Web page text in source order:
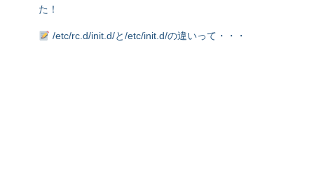
た！
/etc/rc.d/init.d/と/etc/init.d/の違いって・・・